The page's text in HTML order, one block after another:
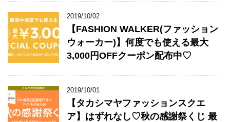
2019/10/02
【FASHION WALKER(ファッション
ウォーカー)】何度でも使える最大
3,000円OFFクーポン配布中♡
2019/10/01
【タカシマヤファッションスクエ
ア】はずれなし♡秋の感謝祭くじ 最